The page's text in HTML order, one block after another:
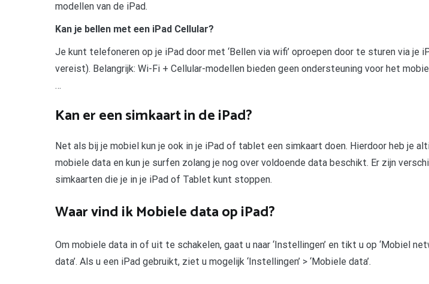
modellen van de iPad.
Kan je bellen met een iPad Cellular?
Je kunt telefoneren op je iPad door met ‘Bellen via wifi’ oproepen door te sturen via je
vereist). Belangrijk: Wi-Fi + Cellular-modellen bieden geen ondersteuning voor het
…
Kan er een simkaart in de iPad?
Net als bij je mobiel kun je ook in je iPad of tablet een simkaart doen. Hierdoor heb je
mobiele data en kun je surfen zolang je nog over voldoende data beschikt. Er zijn
simkaarten die je in je iPad of Tablet kunt stoppen.
Waar vind ik Mobiele data op iPad?
Om mobiele data in of uit te schakelen, gaat u naar ‘Instellingen’ en tikt u op ‘Mobiel
data’. Als u een iPad gebruikt, ziet u mogelijk ‘Instellingen’ > ‘Mobiele data’.